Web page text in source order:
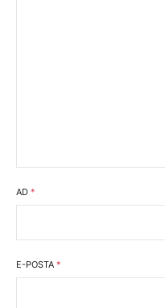
AD *
E-POSTA *